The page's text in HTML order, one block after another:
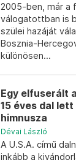
2005-ben, már a
válogatottban is
szülei hazáját
Bosznia-
különösen...
Egy elfuserált
15 éves dal
himnusza
Dévai László
A U.S.A. című
inkább a